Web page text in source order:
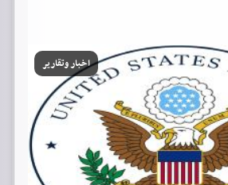
اخبار وتقارير